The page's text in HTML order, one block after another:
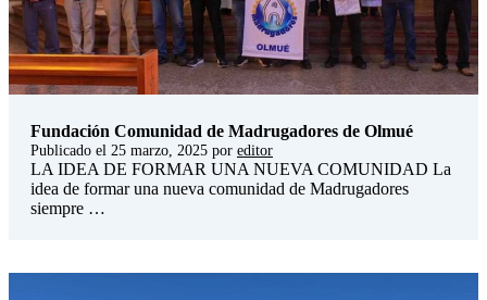
Fundación Comunidad de Madrugadores de Olmué
Publicado el 25 marzo, 2025 por editor
LA IDEA DE FORMAR UNA NUEVA COMUNIDAD La
idea de formar una nueva comunidad de Madrugadores
siempre …